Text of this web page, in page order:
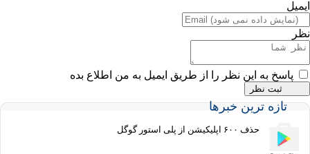
به این نظر را از طریق ایمیل به من اطلاع بده
ترین خبرها
حذف ۶۰۰ اپلیکیشن از پلی استور گوگل